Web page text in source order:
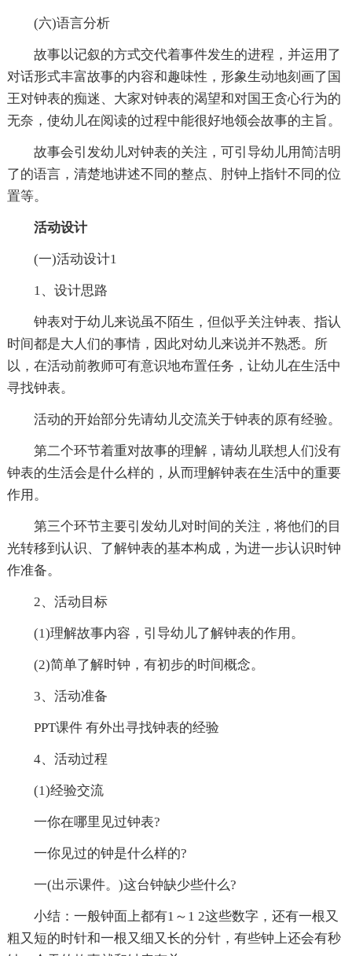
(六)语言分析
故事以记叙的方式交代着事件发生的进程，并运用了
对话形式丰富故事的内容和趣味性，形象生动地刻画了国
王对钟表的痴迷、大家对钟表的渴望和对国王贪心行为的
无奈，使幼儿在阅读的过程中能很好地领会故事的主旨。
故事会引发幼儿对钟表的关注，可引导幼儿用简洁明
了的语言，清楚地讲述不同的整点、肘钟上指针不同的位
置等。
活动设计
(一)活动设计1
1、设计思路
钟表对于幼儿来说虽不陌生，但似乎关注钟表、指认
时间都是大人们的事情，因此对幼儿来说并不熟悉。所
以，在活动前教师可有意识地布置任务，让幼儿在生活中
寻找钟表。
活动的开始部分先请幼儿交流关于钟表的原有经验。
第二个环节着重对故事的理解，请幼儿联想人们没有
钟表的生活会是什么样的，从而理解钟表在生活中的重要
作用。
第三个环节主要引发幼儿对时间的关注，将他们的目
光转移到认识、了解钟表的基本构成，为进一步认识时钟
作准备。
2、活动目标
(1)理解故事内容，引导幼儿了解钟表的作用。
(2)简单了解时钟，有初步的时间概念。
3、活动准备
PPT课件 有外出寻找钟表的经验
4、活动过程
(1)经验交流
一你在哪里见过钟表?
一你见过的钟是什么样的?
一(出示课件。)这台钟缺少些什么?
小结：一般钟面上都有1～1 2这些数字，还有一根又
粗又短的时针和一根又细又长的分针，有些钟上还会有秒